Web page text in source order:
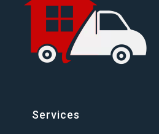
Services